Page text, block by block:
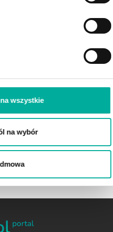
wszystkie
na wybór
S.A. moich danych osobowych
S.A. telekomunikacyjnych urządzeń
drogą elektroniczną(rozwiń)